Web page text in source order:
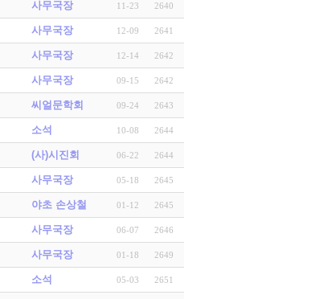
사무국장 11-23 2640
사무국장 12-09 2641
사무국장 12-14 2642
사무국장 09-15 2642
씨얼문학회 09-24 2643
소석 10-08 2644
(사)시진회 06-22 2644
사무국장 05-18 2645
야초 손상철 01-12 2645
사무국장 06-07 2646
사무국장 01-18 2649
소석 05-03 2651